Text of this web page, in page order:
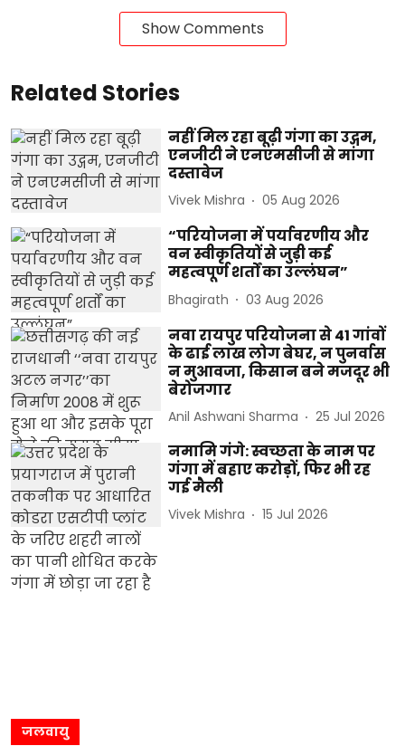
Show Comments
Related Stories
नहीं मिल रहा बूढ़ी गंगा का उद्गम,
एनजीटी ने एनएमसीजी से मांगा
दस्तावेज
Vivek Mishra 05 Aug 2026
“परियोजना में पर्यावरणीय और
वन स्वीकृतियों से जुड़ी कई
महत्वपूर्ण शर्तों का उल्लंघन”
Bhagirath 03 Aug 2026
नवा रायपुर परियोजना से 41 गांवों
के ढाई लाख लोग बेघर, न पुनर्वास
न मुआवजा, किसान बने मजदूर भी
बेरोजगार
Anil Ashwani Sharma 25 Jul 2026
नमामि गंगे: स्वच्छता के नाम पर
गंगा में बहाए करोड़ों, फिर भी रह
गई मैली
Vivek Mishra 15 Jul 2026
जलवायु